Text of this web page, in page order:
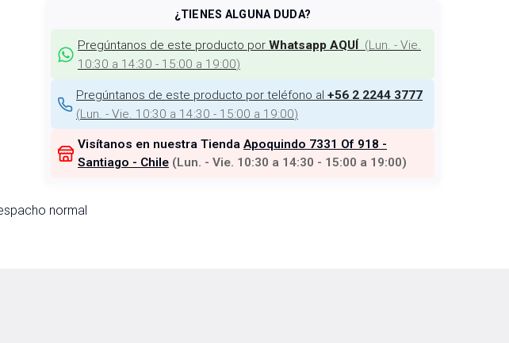
¿TIENES ALGUNA DUDA?
Pregúntanos de este producto por Whatsapp AQUÍ (Lun. - Vie.
10:30 a 14:30 - 15:00 a 19:00)
Pregúntanos de este producto por teléfono al +56 2 2244 3777
(Lun. - Vie. 10:30 a 14:30 - 15:00 a 19:00)
Visítanos en nuestra Tienda Apoquindo 7331 Of 918 -
Santiago - Chile (Lun. - Vie. 10:30 a 14:30 - 15:00 a 19:00)
normal